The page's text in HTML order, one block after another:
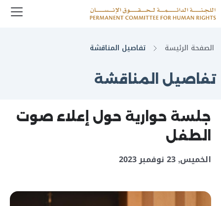
الصفحة الرئيسة تفاصيل المناقشة
تفاصيل المناقشة
جلسة حوارية حول إعلاء صوت
الطفل
الخميس, 23 نوفمبر 2023